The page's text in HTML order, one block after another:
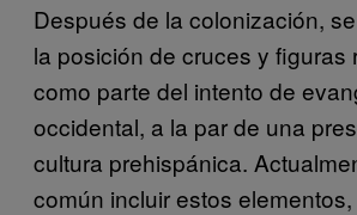
Después de la colonización,
la posición de cruces y figuras
como parte del intento de
occidental, a la par de una
cultura prehispánica.
común incluir estos